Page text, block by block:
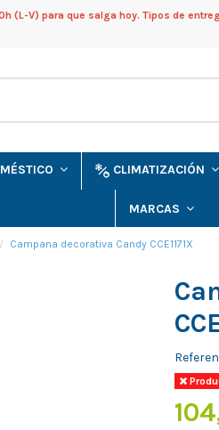
(L-V) para que salga hoy. Tipos de
CLIMATIZACIÓN
MARCAS
Campana decorativa Candy CCE1171X